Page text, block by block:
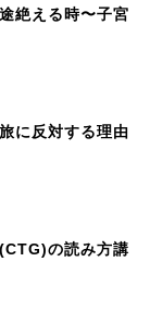
絶える時〜子宮
に反対する理由
の読み方講